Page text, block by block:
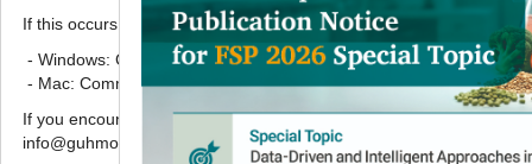
v
i
g
t
Article
초산용액으로 증자한 흑삼의
ginsenoside Rg3발현 최적화
이기동 1 , *
If this occurs, please perform a hard refresh.
- Windows: Ctrl + F5
- Mac: Command + Shift + R
If you encounter any errors or difficulties while using the website,
info@guhmok.com.